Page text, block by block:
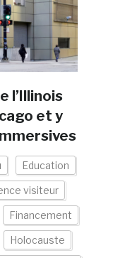
l’Illinois
et y
Education
visiteur
Financement
Holocauste